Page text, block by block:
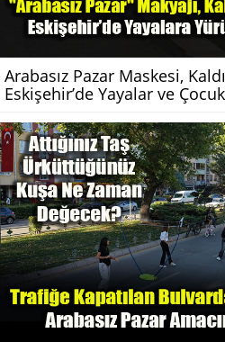
Arabasız Pazar Maskesi,
Eskişehir’de Yayalar ve